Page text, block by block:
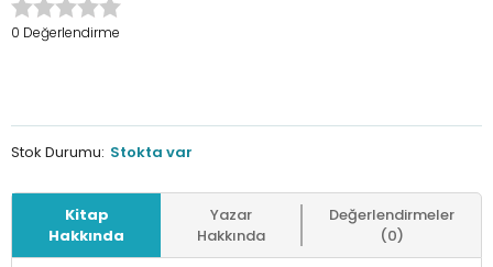
0 Değerlendirme
Stok Durumu: Stokta var
Kitap
Hakkında
Yazar
Hakkında
Değerlendirmeler
(0)